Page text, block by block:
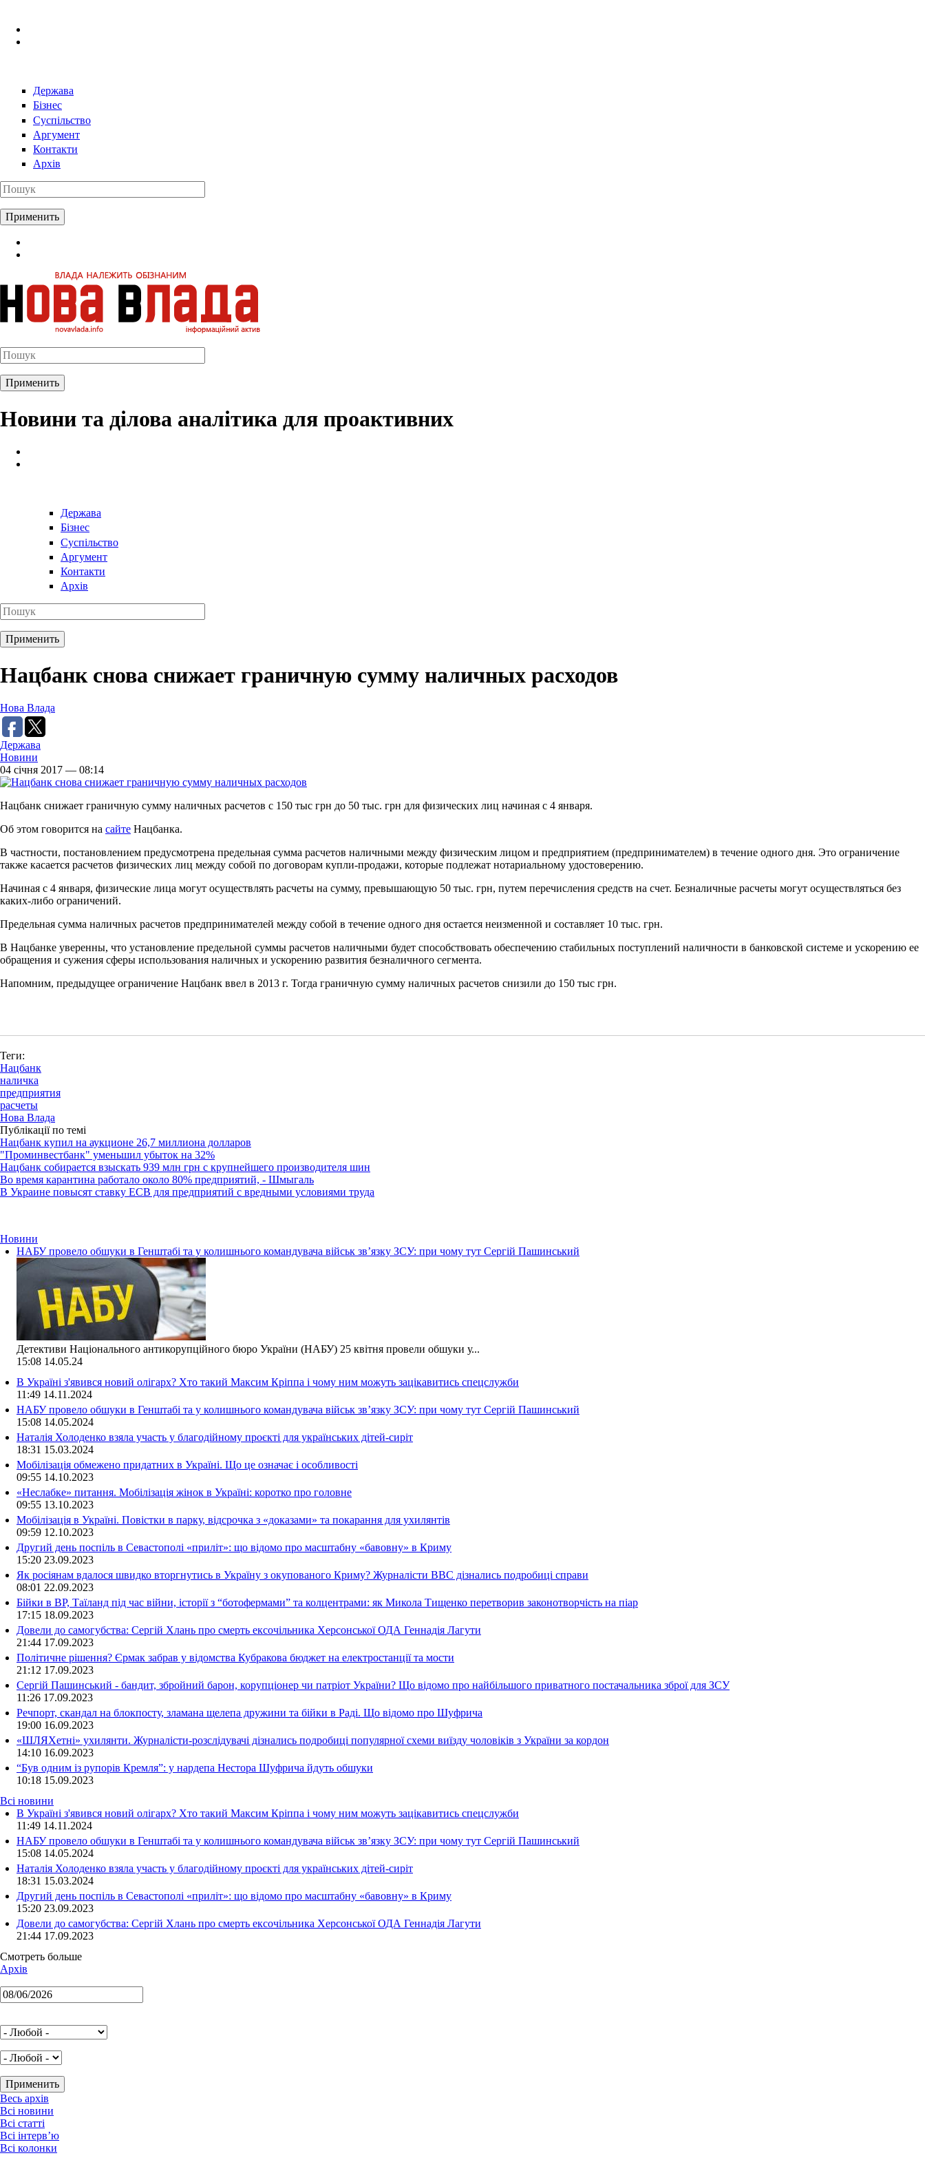
Держава
Бізнес
Суспільство
Аргумент
Контакти
Архів
Новини та ділова аналітика для проактивних
Держава
Бізнес
Суспільство
Аргумент
Контакти
Архів
Нацбанк снова снижает граничную сумму наличных расходов
Нова Влада
Держава
Новини
04 січня 2017 — 08:14
Нацбанк снижает граничную сумму наличных расчетов с 150 тыс грн до 50 тыс. грн для физических лиц начиная с 4 января.
Об этом говорится на сайте Нацбанка.
В частности, постановлением предусмотрена предельная сумма расчетов наличными между физическим лицом и предприятием (предпринимателем) в течение одного дня. Это ограничение
также касается расчетов физических лиц между собой по договорам купли-продажи, которые подлежат нотариальному удостоверению.
Начиная с 4 января, физические лица могут осуществлять расчеты на сумму, превышающую 50 тыс. грн, путем перечисления средств на счет. Безналичные расчеты могут осуществляться без
каких-либо ограничений.
Предельная сумма наличных расчетов предпринимателей между собой в течение одного дня остается неизменной и составляет 10 тыс. грн.
В Нацбанке уверенны, что установление предельной суммы расчетов наличными будет способствовать обеспечению стабильных поступлений наличности в банковской системе и ускорению ее
обращения и сужения сферы использования наличных и ускорению развития безналичного сегмента.
Напомним, предыдущее ограничение Нацбанк ввел в 2013 г. Тогда граничную сумму наличных расчетов снизили до 150 тыс грн.
Теги:
Нацбанк
наличка
предприятия
расчеты
Нова Влада
Публікації по темі
Нацбанк купил на аукционе 26,7 миллиона долларов
"Проминвестбанк" уменьшил убыток на 32%
Нацбанк собирается взыскать 939 млн грн с крупнейшего производителя шин
Во время карантина работало около 80% предприятий, - Шмыгаль
В Украине повысят ставку ЕСВ для предприятий с вредными условиями труда
Новини
НАБУ провело обшуки в Генштабі та у колишнього командувача військ зв’язку ЗСУ: при чому тут Сергій Пашинський
Детективи Національного антикорупційного бюро України (НАБУ) 25 квітня провели обшуки у...
15:08 14.05.24
В Україні з'явився новий олігарх? Хто такий Максим Кріппа і чому ним можуть зацікавитись спецслужби
11:49 14.11.2024
НАБУ провело обшуки в Генштабі та у колишнього командувача військ зв’язку ЗСУ: при чому тут Сергій Пашинський
15:08 14.05.2024
Наталія Холоденко взяла участь у благодійному проєкті для українських дітей-сиріт
18:31 15.03.2024
Мобілізація обмежено придатних в Україні. Що це означає і особливості
09:55 14.10.2023
«Неслабке» питання. Мобілізація жінок в Україні: коротко про головне
09:55 13.10.2023
Мобілізація в Україні. Повістки в парку, відсрочка з «доказами» та покарання для ухилянтів
09:59 12.10.2023
Другий день поспіль в Севастополі «приліт»: що відомо про масштабну «бавовну» в Криму
15:20 23.09.2023
Як росіянам вдалося швидко вторгнутись в Україну з окупованого Криму? Журналісти ВВС дізнались подробиці справи
08:01 22.09.2023
Бійки в ВР, Таїланд під час війни, історії з “ботофермами” та колцентрами: як Микола Тищенко перетворив законотворчість на піар
17:15 18.09.2023
Довели до самогубства: Сергій Хлань про смерть ексочільника Херсонської ОДА Геннадія Лагути
21:44 17.09.2023
Політичне рішення? Єрмак забрав у відомства Кубракова бюджет на електростанції та мости
21:12 17.09.2023
Сергій Пашинський - бандит, збройний барон, корупціонер чи патріот України? Що відомо про найбільшого приватного постачальника зброї для ЗСУ
11:26 17.09.2023
Речпорт, скандал на блокпосту, зламана щелепа дружини та бійки в Раді. Що відомо про Шуфрича
19:00 16.09.2023
«ШЛЯХетні» ухилянти. Журналісти-розслідувачі дізнались подробиці популярної схеми виїзду чоловіків з України за кордон
14:10 16.09.2023
“Був одним із рупорів Кремля”: у нардепа Нестора Шуфрича йдуть обшуки
10:18 15.09.2023
Всі новини
В Україні з'явився новий олігарх? Хто такий Максим Кріппа і чому ним можуть зацікавитись спецслужби
11:49 14.11.2024
НАБУ провело обшуки в Генштабі та у колишнього командувача військ зв’язку ЗСУ: при чому тут Сергій Пашинський
15:08 14.05.2024
Наталія Холоденко взяла участь у благодійному проєкті для українських дітей-сиріт
18:31 15.03.2024
Другий день поспіль в Севастополі «приліт»: що відомо про масштабну «бавовну» в Криму
15:20 23.09.2023
Довели до самогубства: Сергій Хлань про смерть ексочільника Херсонської ОДА Геннадія Лагути
21:44 17.09.2023
Смотреть больше
Архів
Весь архів
Всі новини
Всі статті
Всі інтерв’ю
Всі колонки